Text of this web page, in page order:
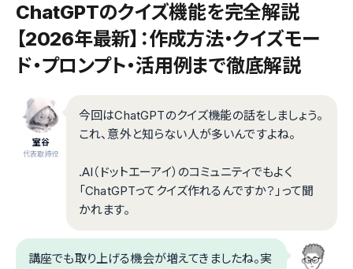
ChatGPTのクイズ機能を完全解説
【2026年最新】：作成方法・クイズモー
ド・プロンプト・活用例まで徹底解説
室谷
代表取締役
今回はChatGPTのクイズ機能の話をしましょう。
これ、意外と知らない人が多いんですよね。
.AI（ドットエーアイ）のコミュニティでもよく
「ChatGPTってクイズ作れるんですか？」って聞
かれます。
講座でも取り上げる機会が増えてきましたね。実